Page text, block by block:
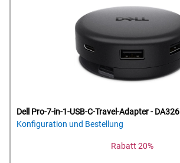
Dell Pro-7-in-1-USB-C-Travel-Adapter - DA326
Konfiguration und Bestellung
Rabatt 20%